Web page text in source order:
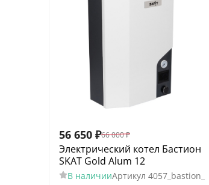
56 650 ₽66 000 ₽
Электрический котел Бастион
SKAT Gold Alum 12
В наличииАртикул 4057_bastion_